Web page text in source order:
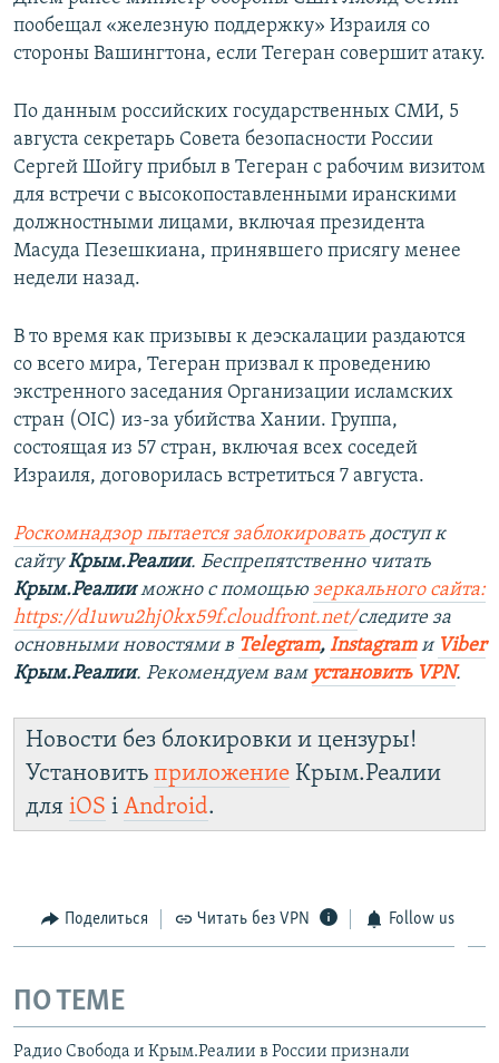
пообещал «железную поддержку» Израиля со
стороны Вашингтона, если Тегеран совершит атаку.
По данным российских государственных СМИ, 5
августа секретарь Совета безопасности России
Сергей Шойгу прибыл в Тегеран с рабочим визитом
для встречи с высокопоставленными иранскими
должностными лицами, включая президента
Масуда Пезешкиана, принявшего присягу менее
недели назад.
В то время как призывы к деэскалации раздаются
со всего мира, Тегеран призвал к проведению
экстренного заседания Организации исламских
стран (OIC) из-за убийства Хании. Группа,
состоящая из 57 стран, включая всех соседей
Израиля, договорилась встретиться 7 августа.
Роскомнадзор пытается заблокировать доступ к
сайтуКрым.Реалии. Беспрепятственно читать
Крым.Реалииможно с помощью зеркального сайта:
https://d1uwu2hj0kx59f.cloudfront.net/следите за
основными новостями в Telegram, Instagramи Viber
Крым.Реалии. Рекомендуем вам установить VPN.
Новости без блокировки и цензуры!
Установить приложение Крым.Реалии
для iOS і Android.
Поделиться Читать без VPN Follow us
ПО ТЕМЕ
Радио Свобода и Крым.Реалии в России признали